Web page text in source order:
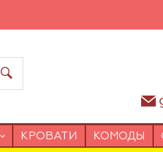
КРОВАТИ КОМОДЫ